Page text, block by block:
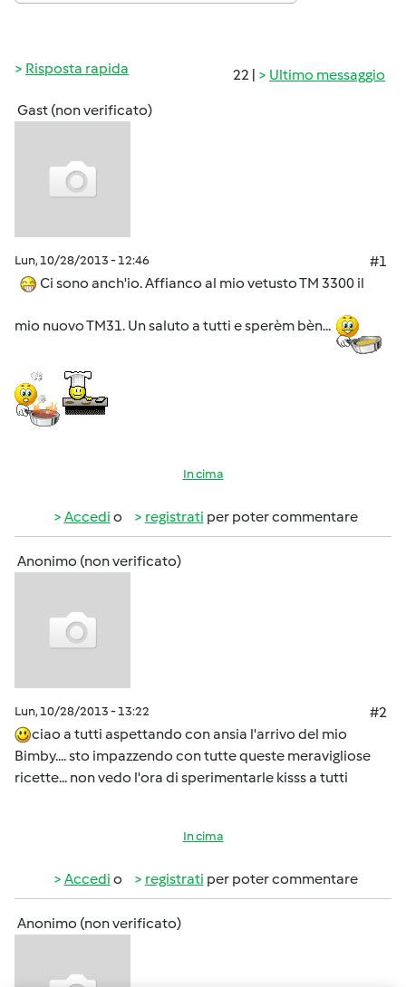
22 | Ultimo messaggio
Risposta rapida
Gast (non verificato)
Lun, 10/28/2013 - 12:46
#1
Ci sono anch'io. Affianco al mio vetusto TM 3300 il
mio nuovo TM31. Un saluto a tutti e sperèm bèn...
In cima
Accedi o registrati per poter commentare
Anonimo (non verificato)
Lun, 10/28/2013 - 13:22
#2
ciao a tutti aspettando con ansia l'arrivo del mio
Bimby.... sto impazzendo con tutte queste meravigliose
ricette... non vedo l'ora di sperimentarle kisss a tutti
In cima
Accedi o registrati per poter commentare
Anonimo (non verificato)